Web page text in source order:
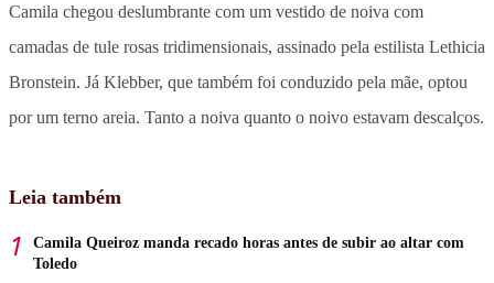
Camila chegou deslumbrante com um vestido de noiva com
camadas de tule rosas tridimensionais, assinado pela estilista Lethicia
Bronstein. Já Klebber, que também foi conduzido pela mãe, optou
por um terno areia. Tanto a noiva quanto o noivo estavam descalços.
Leia também
Camila Queiroz manda recado horas antes de subir ao altar com
Toledo